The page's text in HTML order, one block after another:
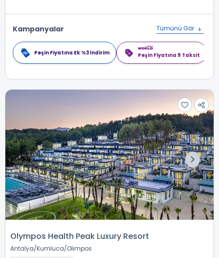
Kampanyalar Tümünü Gör
Peşin Fiyatına Ek %3 İndirim Peşin Fiyatına 9 Taksit
Olympos Health Peak Luxury Resort
Antalya Kumluca Olimpos